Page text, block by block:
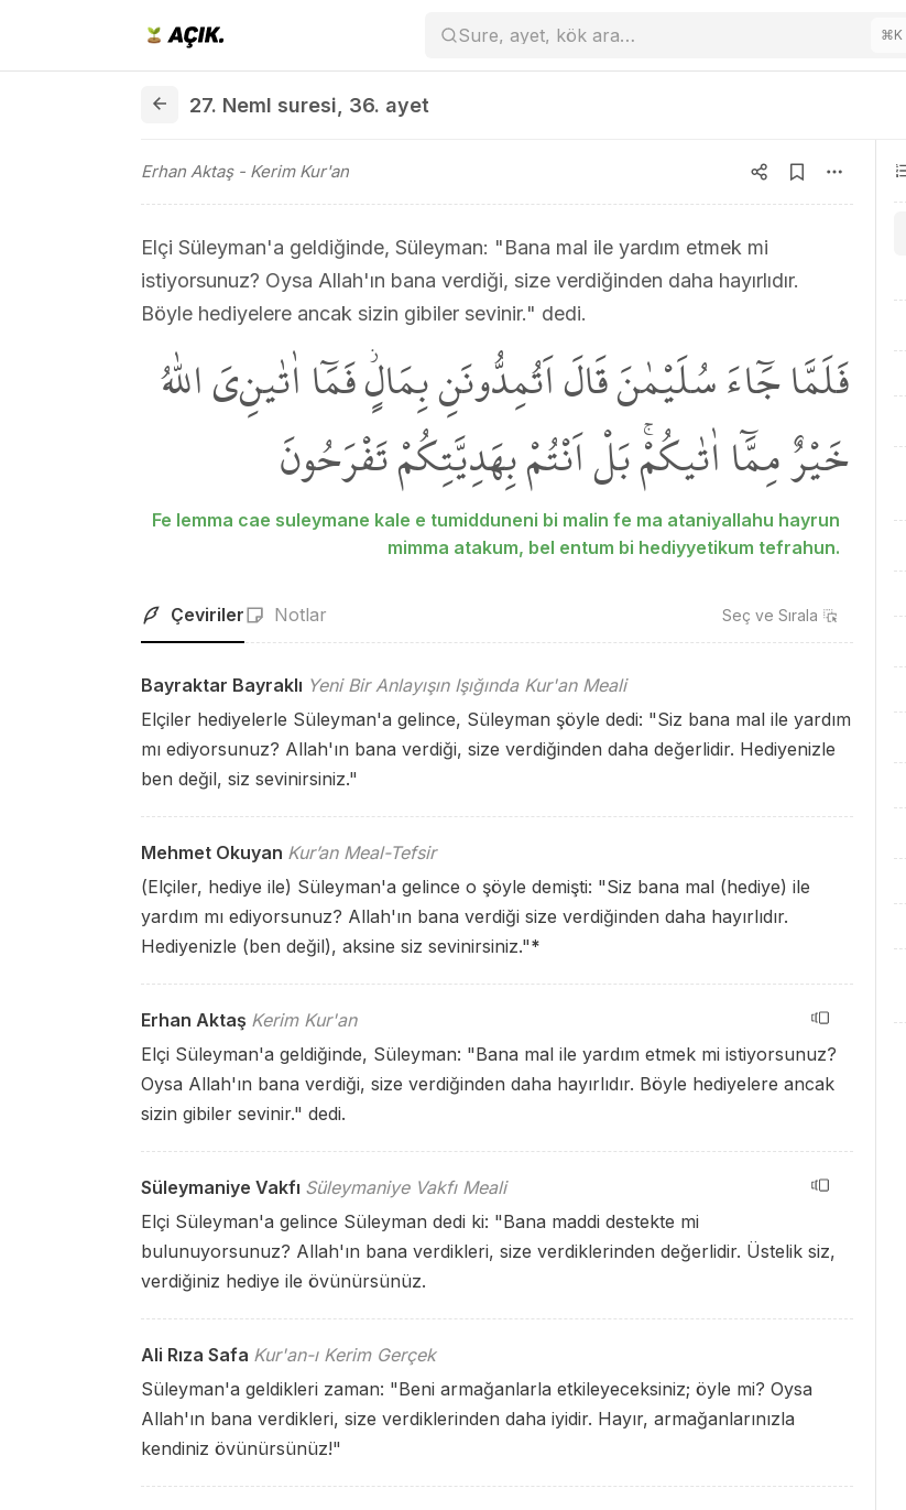
Sure, ayet, kök ara… ⌘K
27. Neml suresi 36. ayet
Erhan Aktaş- Kerim Kur'an
Elçi Süleyman'a geldiğinde, Süleyman: "Bana mal ile yardım etmek mi
istiyorsunuz? Oysa Allah'ın bana verdiği, size verdiğinden daha hayırlıdır.
Böyle hediyelere ancak sizin gibiler sevinir." dedi.
فَلَمَّا جَٓاءَ سُلَيْمٰنَ قَالَ اَتُمِدُّونَنِ بِمَالٍۘ فَمَٓا اٰتٰينِ‌يَ اللّٰهُ
خَيْرٌ مِمَّٓا اٰتٰيكُمْۚ بَلْ اَنْتُمْ بِهَدِيَّتِكُمْ تَفْرَحُونَ
Fe lemma cae suleymane kale e tumidduneni bi malin fe ma ataniyallahu hayrun
mimma atakum, bel entum bi hediyyetikum tefrahun.
Çeviriler Notlar Seç ve Sırala
Bayraktar Bayraklı Yeni Bir Anlayışın Işığında Kur'an Meali
Elçiler hediyelerle Süleyman'a gelince, Süleyman şöyle dedi: "Siz bana mal ile yardım
mı ediyorsunuz? Allah'ın bana verdiği, size verdiğinden daha değerlidir. Hediyenizle
ben değil, siz sevinirsiniz."
Mehmet Okuyan Kur’an Meal-Tefsir
(Elçiler, hediye ile) Süleyman'a gelince o şöyle demişti: "Siz bana mal (hediye) ile
yardım mı ediyorsunuz? Allah'ın bana verdiği size verdiğinden daha hayırlıdır.
Hediyenizle (ben değil), aksine siz sevinirsiniz."*
Erhan Aktaş Kerim Kur'an
Elçi Süleyman'a geldiğinde, Süleyman: "Bana mal ile yardım etmek mi istiyorsunuz?
Oysa Allah'ın bana verdiği, size verdiğinden daha hayırlıdır. Böyle hediyelere ancak
sizin gibiler sevinir." dedi.
Süleymaniye Vakfı Süleymaniye Vakfı Meali
Elçi Süleyman'a gelince Süleyman dedi ki: "Bana maddi destekte mi
bulunuyorsunuz? Allah'ın bana verdikleri, size verdiklerinden değerlidir. Üstelik siz,
verdiğiniz hediye ile övünürsünüz.
Ali Rıza Safa Kur'an-ı Kerim Gerçek
Süleyman'a geldikleri zaman: "Beni armağanlarla etkileyeceksiniz; öyle mi? Oysa
Allah'ın bana verdikleri, size verdiklerinden daha iyidir. Hayır, armağanlarınızla
kendiniz övünürsünüz!"